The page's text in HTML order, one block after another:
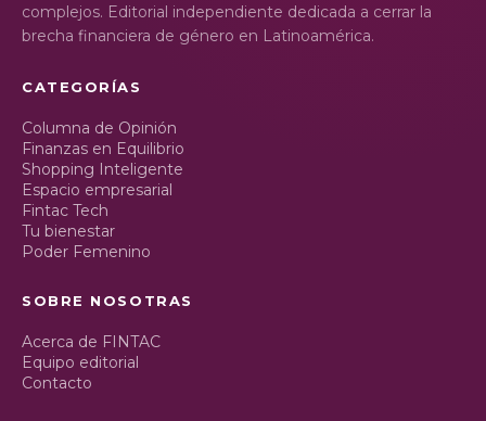
complejos. Editorial independiente dedicada a cerrar la
brecha financiera de género en Latinoamérica.
CATEGORÍAS
Columna de Opinión
Finanzas en Equilibrio
Shopping Inteligente
Espacio empresarial
Fintac Tech
Tu bienestar
Poder Femenino
SOBRE NOSOTRAS
Acerca de FINTAC
Equipo editorial
Contacto